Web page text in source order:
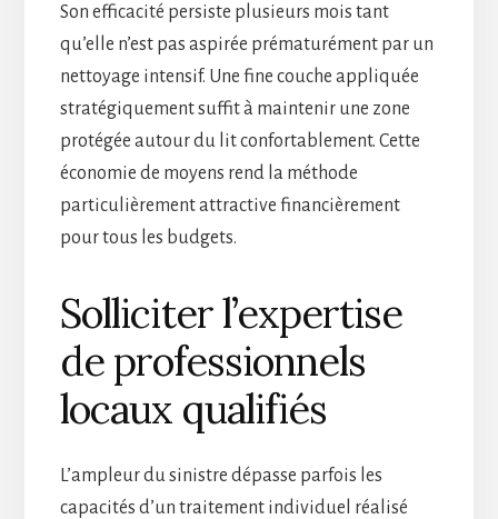
Son efficacité persiste plusieurs mois tant
qu’elle n’est pas aspirée prématurément par un
nettoyage intensif. Une fine couche appliquée
stratégiquement suffit à maintenir une zone
protégée autour du lit confortablement. Cette
économie de moyens rend la méthode
particulièrement attractive financièrement
pour tous les budgets.
Solliciter l’expertise
de professionnels
locaux qualifiés
L’ampleur du sinistre dépasse parfois les
capacités d’un traitement individuel réalisé